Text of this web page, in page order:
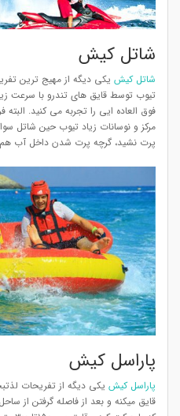
شاتل کیش
شاتل کیش یکی دیگه از مهیج ترین
تیوب توسط قایق های تندرو با سرعت
فوق العاده ایی را تجربه می کنید. البته
مرکز و نوسانات زیاد تیوب حین شاتل
پرت نشید، گرچه پرت شدن داخل آب
پاراسل کیش
پاراسل کیش یکی دیگه از تفريحات
قایق میکنه و بعد از فاصله گرفتن از